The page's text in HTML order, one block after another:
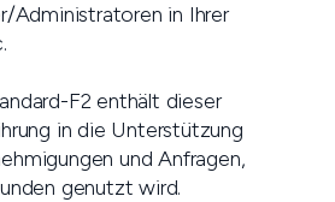
Administratoren in Ihrer
F2 enthält dieser
in die Unterstützung
und Anfragen,
genutzt wird.